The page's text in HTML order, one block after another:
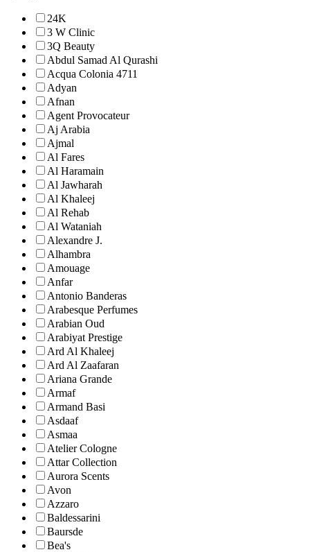
24K
3 W Clinic
3Q Beauty
Abdul Samad Al Qurashi
Acqua Colonia 4711
Adyan
Afnan
Agent Provocateur
Aj Arabia
Ajmal
Al Fares
Al Haramain
Al Jawharah
Al Khaleej
Al Rehab
Al Wataniah
Alexandre J.
Alhambra
Amouage
Anfar
Antonio Banderas
Arabesque Perfumes
Arabian Oud
Arabiyat Prestige
Ard Al Khaleej
Ard Al Zaafaran
Ariana Grande
Armaf
Armand Basi
Asdaaf
Asmaa
Atelier Cologne
Attar Collection
Aurora Scents
Avon
Azzaro
Baldessarini
Baursde
Bea's